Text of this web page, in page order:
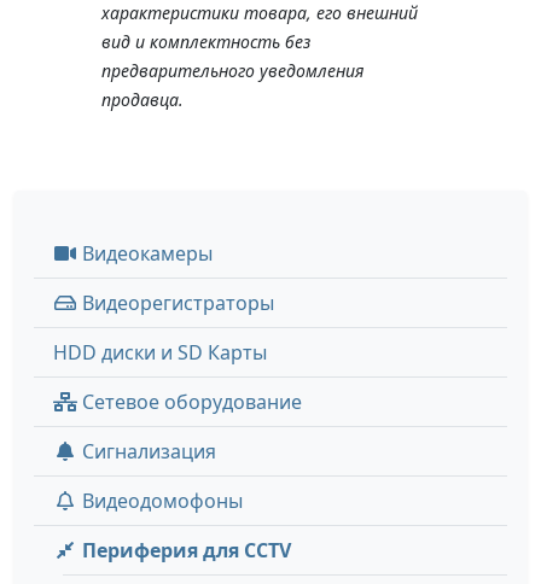
характеристики товара, его внешний
вид и комплектность без
предварительного уведомления
продавца.
Видеокамеры
Видеорегистраторы
HDD диски и SD Карты
Сетевое оборудование
Сигнализация
Видеодомофоны
Периферия для CCTV